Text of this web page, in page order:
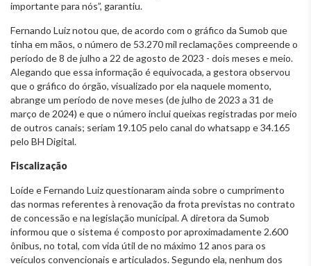
importante para nós”, garantiu.
Fernando Luiz notou que, de acordo com o gráfico da Sumob que
tinha em mãos, o número de 53.270 mil reclamações compreende o
período de 8 de julho a 22 de agosto de 2023 - dois meses e meio.
Alegando que essa informação é equivocada, a gestora observou
que o gráfico do órgão, visualizado por ela naquele momento,
abrange um período de nove meses (de julho de 2023 a 31 de
março de 2024) e que o número inclui queixas registradas por meio
de outros canais; seriam 19.105 pelo canal do whatsapp e 34.165
pelo BH Digital.
Fiscalização
Loíde e Fernando Luiz questionaram ainda sobre o cumprimento
das normas referentes à renovação da frota previstas no contrato
de concessão e na legislação municipal. A diretora da Sumob
informou que o sistema é composto por aproximadamente 2.600
ônibus, no total, com vida útil de no máximo 12 anos para os
veículos convencionais e articulados. Segundo ela, nenhum dos